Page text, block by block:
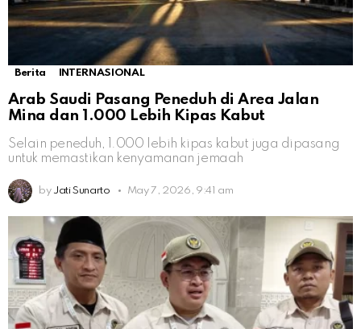
Berita INTERNASIONAL
Arab Saudi Pasang Peneduh di Area Jalan
Mina dan 1.000 Lebih Kipas Kabut
Selain peneduh, 1.000 lebih kipas kabut juga dipasang
untuk memastikan kenyamanan jemaah
by Jati Sunarto May 7, 2026, 9:41 am